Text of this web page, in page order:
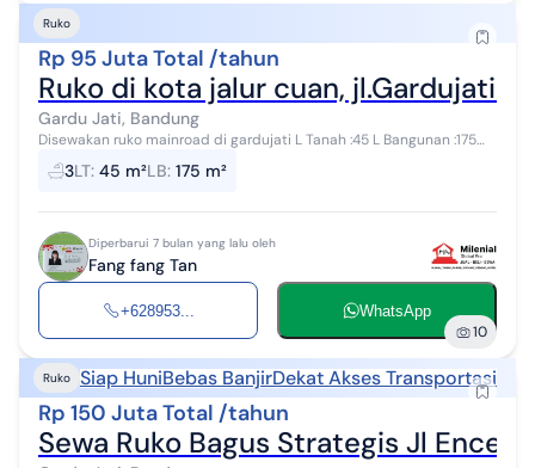
Ruko
Rp 95 Juta Total /tahun
Ruko di kota jalur cuan, jl.Gardujati
Gardu Jati, Bandung
Disewakan ruko mainroad di gardujati L Tanah :45 L Bangunan :175
3LT: 45 m²LB: 175 m²
Diperbarui 7 bulan yang lalu oleh
Fang fang Tan
+628953... WhatsApp
10
Ruko Siap HuniBebas BanjirDekat Akses Transportasi
Rp 150 Juta Total /tahun
Sewa Ruko Bagus Strategis Jl Ence